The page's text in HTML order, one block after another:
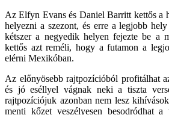
Az Elfyn Evans és Daniel Barritt kettős a
helyezni a szezont, és erre a legjobb
kétszer a negyedik helyen fejezte be a
kettős azt reméli, hogy a futamon a
elérni Mexikóban.
Az előnyösebb rajtpozícióból profitálhat
és jó eséllyel vágnak neki a tiszta
rajtpozíciójuk azonban nem lesz
menti kőzet veszélyesen besodródhat a